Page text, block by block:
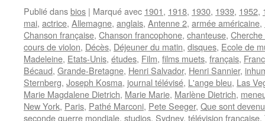
Publié dansbios | Marqué avec 1901, 1918, 1930, 1939, 1952,
mai, actrice, Allemagne, anglais, Antenne 2, armée américaine,
Chanson française, Chanson francophone, chanteuse,
cours de violon, Décès, Déjeuner du matin, disques, Ecole de
Madeleine, Etats-Unis, études, Film, films muets, français,
Bécaud, Grande-Bretagne, Henri Salvador, Henri Sannier,
Sternberg, Joseph Kosma, journal télévisé, L'ange bleu, Las
Marie Magdalene Dietrich, Marie Marie, Marlène Dietrich,
New York, Paris, Pathé Marconi, Pete Seeger, Que sont
seconde guerre mondiale, studios, Sydney, télévision française,